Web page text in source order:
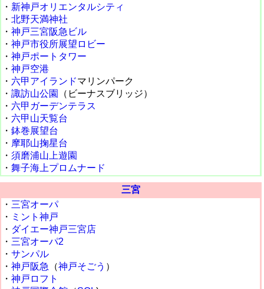
・ 新神戸オリエンタルシティ
・ 北野天満神社
・ 神戸三宮阪急ビル
・ 神戸市役所展望ロビー
・ 神戸ポートタワー
・ 神戸空港
・ 六甲アイランドマリンパーク
・ 諏訪山公園
（ビーナスブリッジ）
・ 六甲ガーデンテラス
・ 六甲山天覧台
・ 鉢巻展望台
・ 摩耶山掬星台
・ 須磨浦山上遊園
・ 舞子海上プロムナード
三宮
・ 三宮オーパ
・ ミント神戸
・ ダイエー神戸三宮店
・ 三宮オーパ2
・ サンパル
・ 神戸阪急 （神戸そごう ）
・ 神戸ロフト